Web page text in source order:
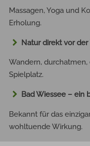
Massagen, Yoga und
Erholung.
Natur direkt vor der
Wandern,
Spielplatz.
Bad Wiessee – ein
Bekannt für das
wohltuende Wirkung.